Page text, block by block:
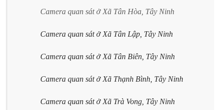
Camera quan sát ở Xã Tân Hòa, Tây Ninh
Camera quan sát ở Xã Tân Lập, Tây Ninh
Camera quan sát ở Xã Tân Biên, Tây Ninh
Camera quan sát ở Xã Thạnh Bình, Tây Ninh
Camera quan sát ở Xã Trà Vong, Tây Ninh